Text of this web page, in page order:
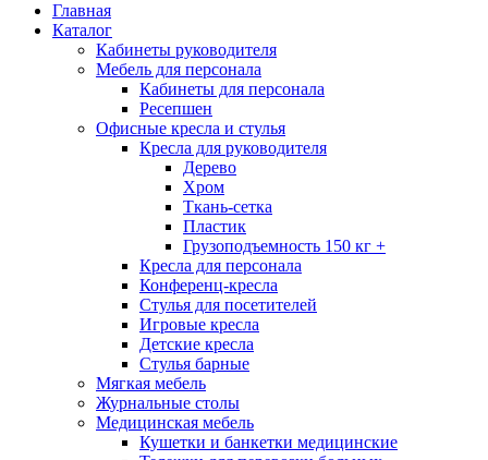
Главная
Каталог
Кабинеты руководителя
Мебель для персонала
Кабинеты для персонала
Ресепшен
Офисные кресла и стулья
Кресла для руководителя
Дерево
Хром
Ткань-сетка
Пластик
Грузоподъемность 150 кг +
Кресла для персонала
Конференц-кресла
Стулья для посетителей
Игровые кресла
Детские кресла
Стулья барные
Мягкая мебель
Журнальные столы
Медицинская мебель
Кушетки и банкетки медицинские